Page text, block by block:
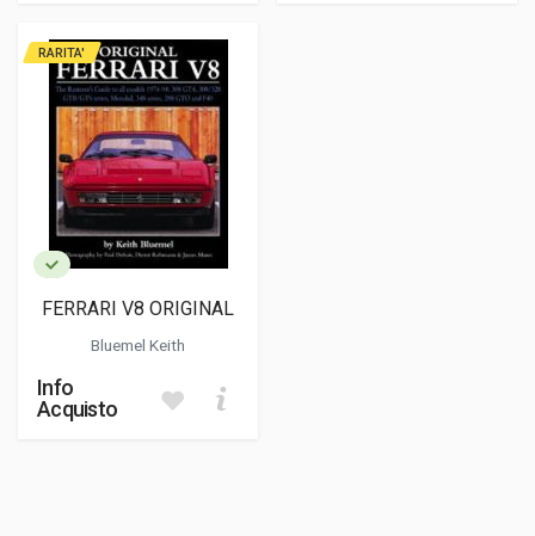
RARITA'
FERRARI V8 ORIGINAL
Bluemel Keith
Info
Acquisto